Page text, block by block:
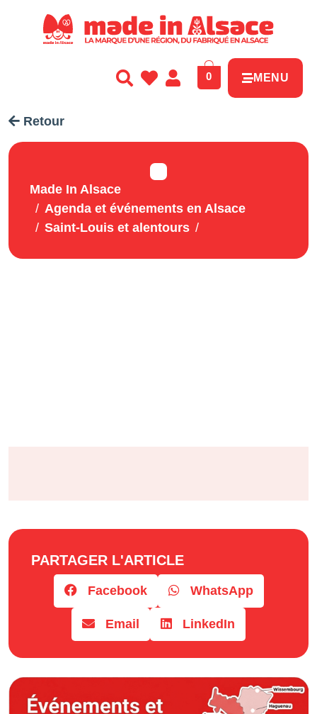
0 MENU
Retour
Made In Alsace
Agenda et événements en Alsace
Saint-Louis et alentours
PARTAGER L'ARTICLE
Facebook WhatsApp
Email LinkedIn